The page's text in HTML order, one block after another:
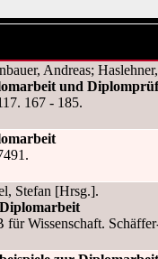
Andreas;
und
167 - 185.
Stefan [Hrsg.].
für Wissenschaft.